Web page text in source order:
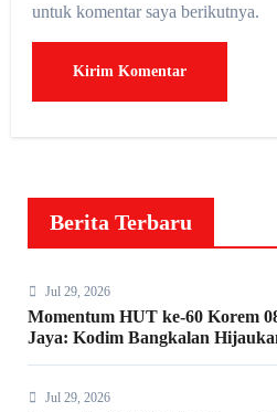
untuk komentar saya berikutnya.
Berita Terbaru
Jul 29, 2026
Momentum HUT ke-60 Korem
Jaya: Kodim Bangkalan
Jul 29, 2026